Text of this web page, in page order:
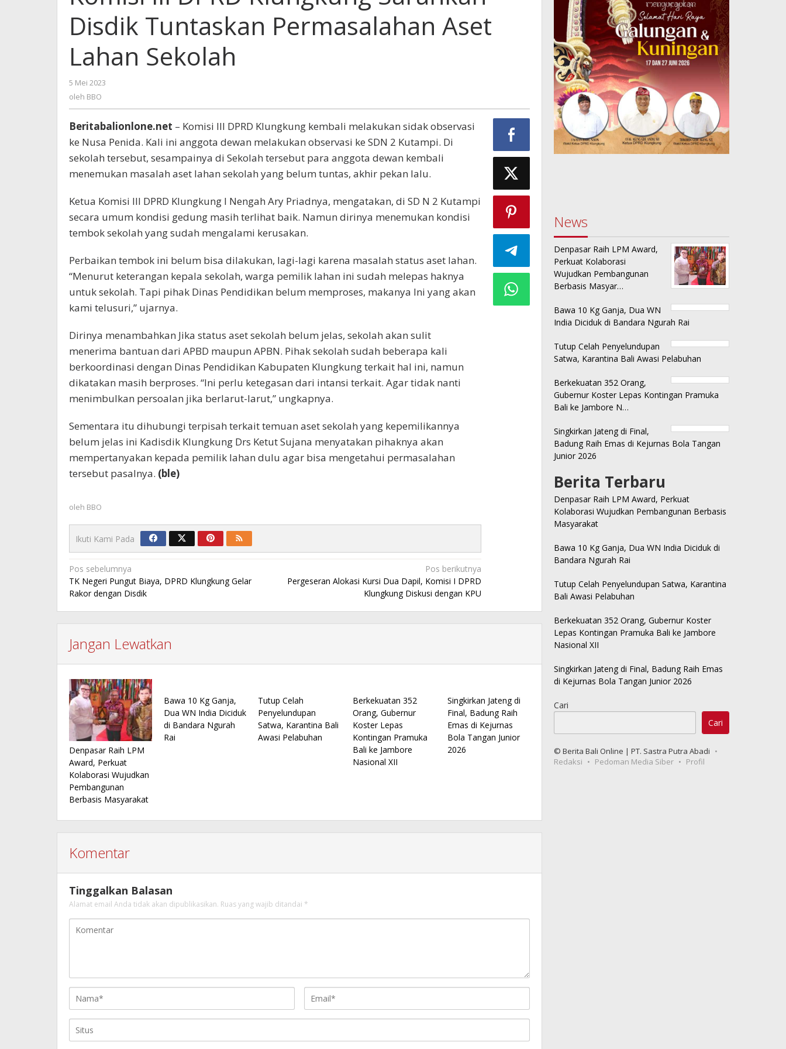
Sarankan
Disdik
Tuntaskan
Aset
Lahan
Disdik Tuntaskan Permasalahan Aset
Lahan Sekolah
5 Mei 2023
oleh BBO
Beritabalionlone.net – Komisi III DPRD Klungkung kembali melakukan sidak observasi
ke Nusa Penida. Kali ini anggota dewan melakukan observasi ke SDN 2 Kutampi. Di
sekolah tersebut, sesampainya di Sekolah tersebut para anggota dewan kembali
menemukan masalah aset lahan sekolah yang belum tuntas, akhir pekan lalu.
Ketua Komisi III DPRD Klungkung I Nengah Ary Priadnya, mengatakan, di SD N 2 Kutampi
secara umum kondisi gedung masih terlihat baik. Namun dirinya menemukan kondisi
tembok sekolah yang sudah mengalami kerusakan.
Perbaikan tembok ini belum bisa dilakukan, lagi-lagi karena masalah status aset lahan.
“Menurut keterangan kepala sekolah, warga pemilik lahan ini sudah melepas haknya
untuk sekolah. Tapi pihak Dinas Pendidikan belum memproses, makanya Ini yang akan
kami telusuri,” ujarnya.
Dirinya menambahkan Jika status aset sekolah belum jelas, sekolah akan sulit
menerima bantuan dari APBD maupun APBN. Pihak sekolah sudah beberapa kali
berkoordinasi dengan Dinas Pendidikan Kabupaten Klungkung terkait hal ini, namun
dikatakan masih berproses. “Ini perlu ketegasan dari intansi terkait. Agar tidak nanti
menimbulkan persoalan jika berlarut-larut,” ungkapnya.
Sementara itu dihubungi terpisah terkait temuan aset sekolah yang kepemilikannya
belum jelas ini Kadisdik Klungkung Drs Ketut Sujana menyatakan pihaknya akan
mempertanyakan kepada pemilik lahan dulu agar bisa mengetahui permasalahan
tersebut pasalnya. (ble)
oleh BBO
Ikuti Kami Pada
Navigasi
pos
Pos sebelumnya
TK Negeri Pungut Biaya, DPRD Klungkung Gelar
Rakor dengan Disdik
Pos berikutnya
Pergeseran Alokasi Kursi Dua Dapil, Komisi I DPRD
Klungkung Diskusi dengan KPU
Jangan Lewatkan
Denpasar Raih LPM
Award, Perkuat
Kolaborasi Wujudkan
Pembangunan
Berbasis Masyarakat
Bawa 10 Kg Ganja,
Dua WN India Diciduk
di Bandara Ngurah
Rai
Tutup Celah
Penyelundupan
Satwa, Karantina Bali
Awasi Pelabuhan
Berkekuatan 352
Orang, Gubernur
Koster Lepas
Kontingan Pramuka
Bali ke Jambore
Nasional XII
Singkirkan Jateng di
Final, Badung Raih
Emas di Kejurnas
Bola Tangan Junior
2026
Komentar
Tinggalkan Balasan
Alamat email Anda tidak akan dipublikasikan. Ruas yang wajib ditandai *
News
Denpasar Raih LPM Award,
Perkuat Kolaborasi
Wujudkan Pembangunan
Berbasis Masyar…
Bawa 10 Kg Ganja, Dua WN
India Diciduk di Bandara Ngurah Rai
Tutup Celah Penyelundupan
Satwa, Karantina Bali Awasi Pelabuhan
Berkekuatan 352 Orang,
Gubernur Koster Lepas Kontingan Pramuka
Bali ke Jambore N…
Singkirkan Jateng di Final,
Badung Raih Emas di Kejurnas Bola Tangan
Junior 2026
Berita Terbaru
Denpasar Raih LPM Award, Perkuat
Kolaborasi Wujudkan Pembangunan Berbasis
Masyarakat
Bawa 10 Kg Ganja, Dua WN India Diciduk di
Bandara Ngurah Rai
Tutup Celah Penyelundupan Satwa, Karantina
Bali Awasi Pelabuhan
Berkekuatan 352 Orang, Gubernur Koster
Lepas Kontingan Pramuka Bali ke Jambore
Nasional XII
Singkirkan Jateng di Final, Badung Raih Emas
di Kejurnas Bola Tangan Junior 2026
Cari
Cari
© Berita Bali Online | PT. Sastra Putra Abadi
Redaksi
Pedoman Media Siber Profil